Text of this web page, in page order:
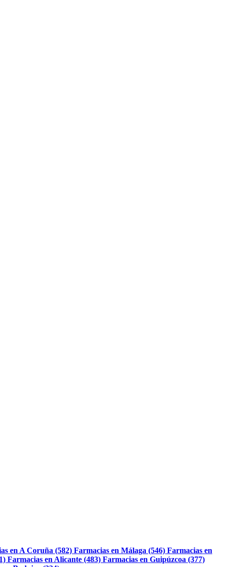
en A Coruña (582) Farmacias en Málaga (546) Farmacias en
Farmacias en Alicante (483) Farmacias en Guipúzcoa (377)